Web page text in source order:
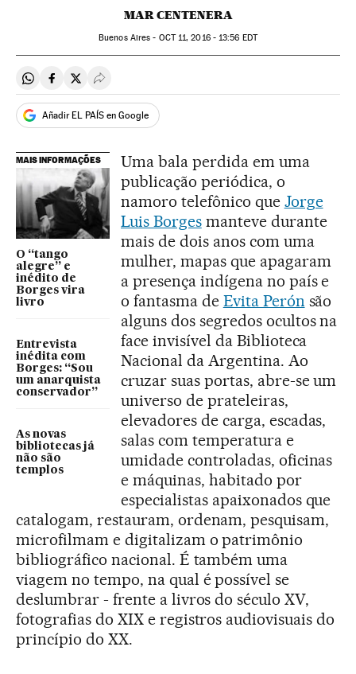
MAR CENTENERA
Buenos Aires - OCT11, 2016 - 13:56 EDT
Compartir en Whatsapp
Compartir en Facebook
Compartir en Twitter
Desplegar Redes Sociales
Añadir EL PAÍS en Google
MAIS INFORMAÇÕES
O “tango
alegre” e
inédito de
Borges vira
livro
Entrevista
inédita com
Borges: “Sou
um anarquista
conservador”
As novas
bibliotecas já
não são
templos
Uma bala perdida em uma
publicação periódica, o
namoro telefônico que Jorge
Luis Borgesmanteve durante
mais de dois anos com uma
mulher, mapas que apagaram
a presença indígena no país e
o fantasma de Evita Perón são
alguns dos segredos ocultos na
face invisível da Biblioteca
Nacional da Argentina. Ao
cruzar suas portas, abre-se um
universo de prateleiras,
elevadores de carga, escadas,
salas com temperatura e
umidade controladas, oficinas
e máquinas, habitado por
especialistas apaixonados que
catalogam, restauram, ordenam, pesquisam,
microfilmam e digitalizam o patrimônio
bibliográfico nacional. É também uma
viagem no tempo, na qual é possível se
deslumbrar - frente a livros do século XV,
fotografias do XIX e registros audiovisuais do
princípio do XX.